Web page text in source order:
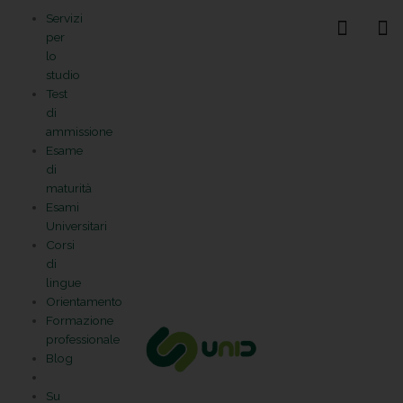
contenuto
Servizi
per
lo
studio
Test
di
ammissione
Esame
di
maturità
Esami
Universitari
Corsi
di
lingue
Orientamento
Formazione
professionale
Blog
Su